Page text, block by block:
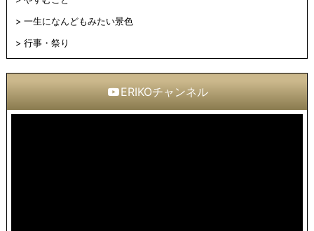
一生になんどもみたい景色
行事・祭り
ERIKOチャンネル